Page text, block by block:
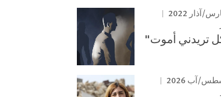
تريدني أموت"